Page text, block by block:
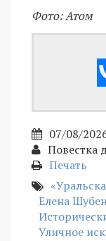
Фото: Атом
07/08/
Повестка
Печать
Елена
Уличное